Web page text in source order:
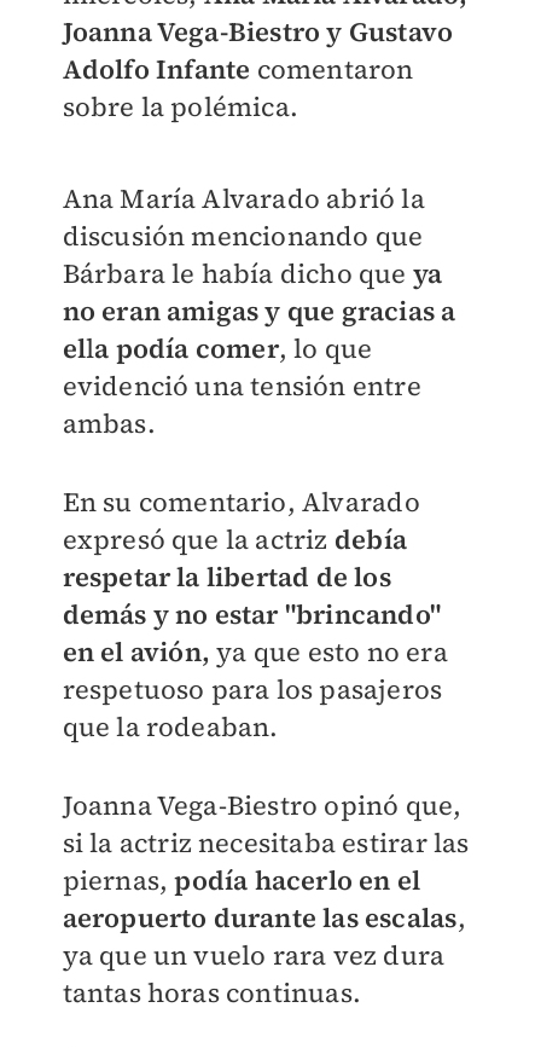
Joanna Vega-Biestro y Gustavo
Adolfo Infante comentaron
sobre la polémica.
Ana María Alvarado abrió la
discusión mencionando que
Bárbara le había dicho que ya
no eran amigas y que gracias a
ella podía comer, lo que
evidenció una tensión entre
ambas.
En su comentario, Alvarado
expresó que la actriz debía
respetar la libertad de los
demás y no estar "brincando"
en el avión, ya que esto no era
respetuoso para los pasajeros
que la rodeaban.
Joanna Vega-Biestro opinó que,
si la actriz necesitaba estirar las
piernas,podía hacerlo en el
aeropuerto durante las escalas,
ya que un vuelo rara vez dura
tantas horas continuas.